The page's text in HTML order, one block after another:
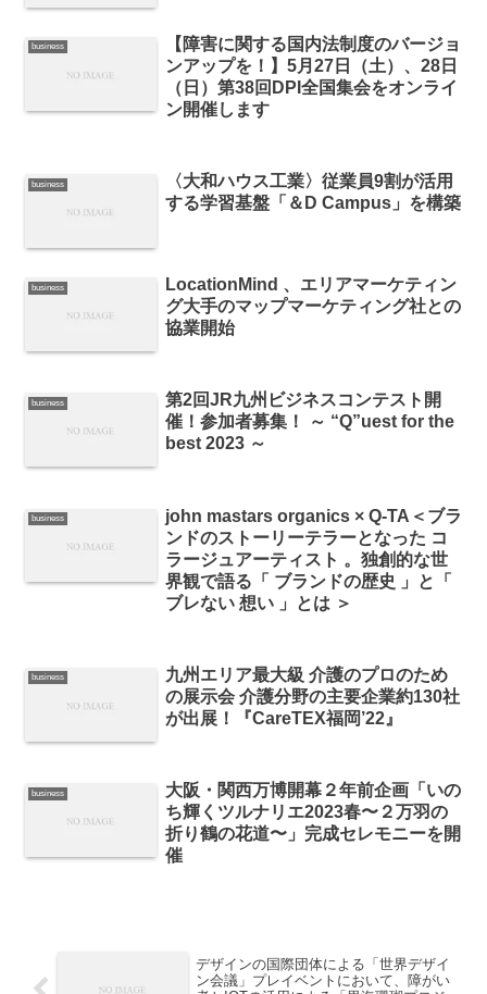
business
【障害に関する国内法制度のバージョ
ンアップを！】5月27日（土）、28日
（日）第38回DPI全国集会をオンライ
ン開催します
business
〈大和ハウス工業〉従業員9割が活用
する学習基盤「＆D Campus」を構築
business
LocationMind 、エリアマーケティン
グ大手のマップマーケティング社との
協業開始
business
第2回JR九州ビジネスコンテスト開
催！参加者募集！ ～ “Q”uest for the
best 2023 ～
business
john mastars organics × Q-TA＜ブラ
ンドのストーリーテラーとなった コ
ラージュアーティスト 。独創的な世
界観で語る「 ブランドの歴史 」と「
ブレない 想い 」とは ＞
business
九州エリア最大級 介護のプロのため
の展示会 介護分野の主要企業約130社
が出展！『CareTEX福岡’22』
business
大阪・関西万博開幕２年前企画「いの
ち輝くツルナリエ2023春〜２万羽の
折り鶴の花道〜」完成セレモニーを開
催
デザインの国際団体による「世界デザイ
ン会議」プレイベントにおいて、障がい